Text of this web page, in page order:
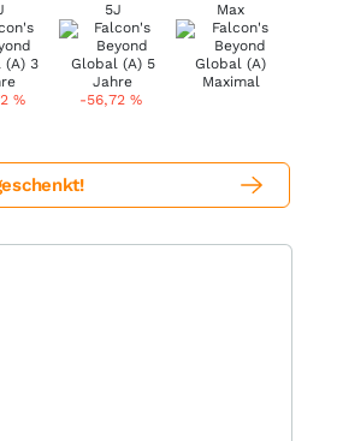
%
5J
-56,72 %
Max